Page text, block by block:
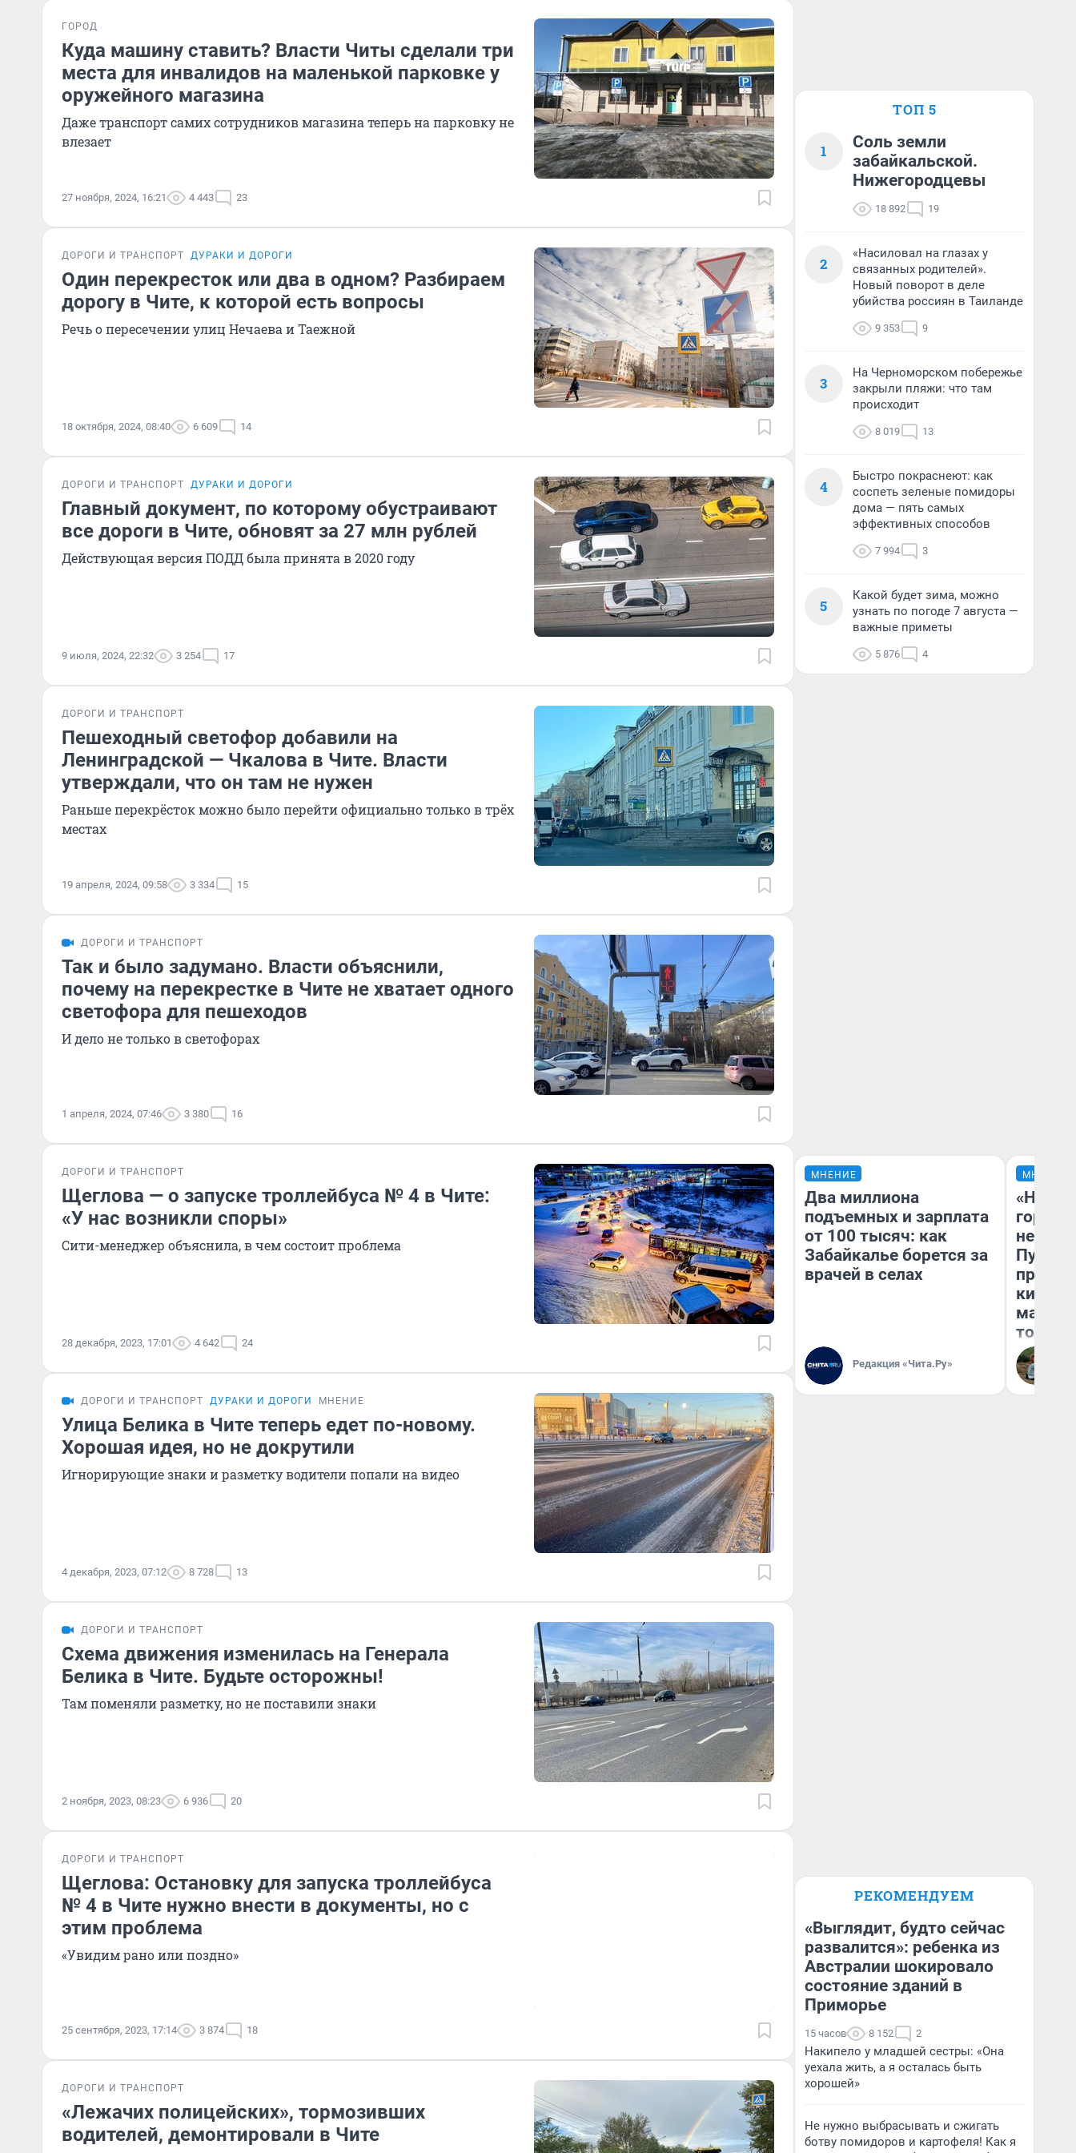
ГОРОД
Куда машину ставить? Власти Читы сделали три
места для инвалидов на маленькой парковке у
оружейного магазина
Даже транспорт самих сотрудников магазина теперь на парковку не
влезает
27 ноября, 2024, 16:21 4 443 23
ДОРОГИ И ТРАНСПОРТ ДУРАКИ И ДОРОГИ
Один перекресток или два в одном? Разбираем
дорогу в Чите, к которой есть вопросы
Речь о пересечении улиц Нечаева и Таежной
18 октября, 2024, 08:40 6 609 14
ДОРОГИ И ТРАНСПОРТ ДУРАКИ И ДОРОГИ
Главный документ, по которому обустраивают
все дороги в Чите, обновят за 27 млн рублей
Действующая версия ПОДД была принята в 2020 году
9 июля, 2024, 22:32 3 254 17
ДОРОГИ И ТРАНСПОРТ
Пешеходный светофор добавили на
Ленинградской — Чкалова в Чите. Власти
утверждали, что он там не нужен
Раньше перекрёсток можно было перейти официально только в трёх
местах
19 апреля, 2024, 09:58 3 334 15
ДОРОГИ И ТРАНСПОРТ
Так и было задумано. Власти объяснили,
почему на перекрестке в Чите не хватает одного
светофора для пешеходов
И дело не только в светофорах
1 апреля, 2024, 07:46 3 380 16
ДОРОГИ И ТРАНСПОРТ
Щеглова — о запуске троллейбуса № 4 в Чите:
«У нас возникли споры»
Сити-менеджер объяснила, в чем состоит проблема
28 декабря, 2023, 17:01 4 642 24
ДОРОГИ И ТРАНСПОРТ ДУРАКИ И ДОРОГИ МНЕНИЕ
Улица Белика в Чите теперь едет по-новому.
Хорошая идея, но не докрутили
Игнорирующие знаки и разметку водители попали на видео
4 декабря, 2023, 07:12 8 728 13
ДОРОГИ И ТРАНСПОРТ
Схема движения изменилась на Генерала
Белика в Чите. Будьте осторожны!
Там поменяли разметку, но не поставили знаки
2 ноября, 2023, 08:23 6 936 20
ДОРОГИ И ТРАНСПОРТ
Щеглова: Остановку для запуска троллейбуса
№ 4 в Чите нужно внести в документы, но с
этим проблема
«Увидим рано или поздно»
25 сентября, 2023, 17:14 3 874 18
ДОРОГИ И ТРАНСПОРТ
«Лежачих полицейских», тормозивших
водителей, демонтировали в Чите
ТОП 5
1
Соль земли
забайкальской.
Нижегородцевы
18 892 19
2
«Насиловал на глазах у
связанных родителей».
Новый поворот в деле
убийства россиян в Таиланде
9 353 9
3
На Черноморском побережье
закрыли пляжи: что там
происходит
8 019 13
4
Быстро покраснеют: как
соспеть зеленые помидоры
дома — пять самых
эффективных способов
7 994 3
5
Какой будет зима, можно
узнать по погоде 7 августа —
важные приметы
5 876 4
МНЕНИЕ
Два миллиона
подъемных и зарплата
от 100 тысяч: как
Забайкалье борется за
врачей в селах
Редакция «Чита.Ру»
МНЕНИЕ
«Нет
того
РЕКОМЕНДУЕМ
«Выглядит, будто сейчас
развалится»: ребенка из
Австралии шокировало
состояние зданий в
Приморье
15 часов 8 152 2
Накипело у младшей сестры: «Она
уехала жить, а я осталась быть
хорошей»
Не нужно выбрасывать и сжигать
ботву помидоров и картофеля! Как я